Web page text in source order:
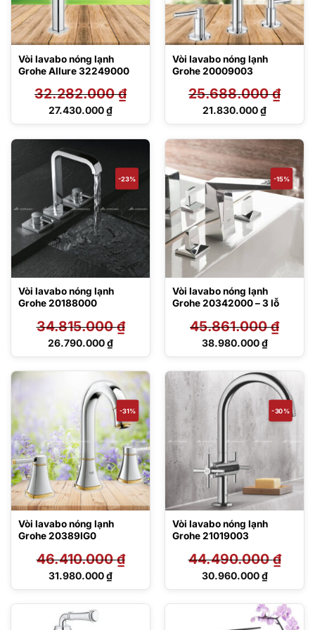
Vòi lavabo nóng lạnh
Grohe Allure 32249000
32.282.000₫
Giá
32.282.000 ₫.
27.430.000₫
Giá
là:
27.430.000 ₫.
Vòi lavabo nóng lạnh
Grohe 20009003
25.688.000₫
Giá
25.688.000 ₫.
21.830.000₫
Giá
là:
21.830.000 ₫.
-23%
Vòi lavabo nóng lạnh
Grohe 20188000
34.815.000₫
Giá
34.815.000 ₫.
26.790.000₫
Giá
là:
26.790.000 ₫.
-15%
Vòi lavabo nóng lạnh
Grohe 20342000 – 3 lỗ
45.861.000₫
Giá
45.861.000 ₫.
38.980.000₫
Giá
tại
là:
38.980.000 ₫.
-31%
Vòi lavabo nóng lạnh
Grohe 20389IG0
46.410.000₫
Giá
46.410.000 ₫.
31.980.000₫
Giá
tại
là:
-30%
Vòi lavabo nóng lạnh
Grohe 21019003
44.490.000₫
Giá
44.490.000 ₫.
30.960.000₫
Giá